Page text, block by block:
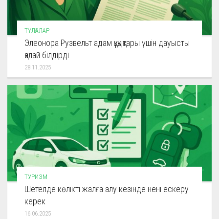
ТҰЛҒАЛАР
Элеонора Рузвельт адам құқықтары үшін дауысты
қалай білдірді
28.11.2025
ТУРИЗМ
Шетелде көлікті жалға алу кезінде нені ескеру
керек
16.06.2025